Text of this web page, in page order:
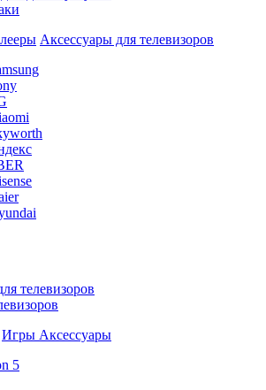
Аксессуары для телевизоров
телевизоров
Игры Аксессуары
5